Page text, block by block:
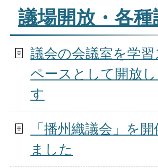
議場開放・各
議会の会議室を学習
ペースとして開放し
す
「播州織議会」を開
ました